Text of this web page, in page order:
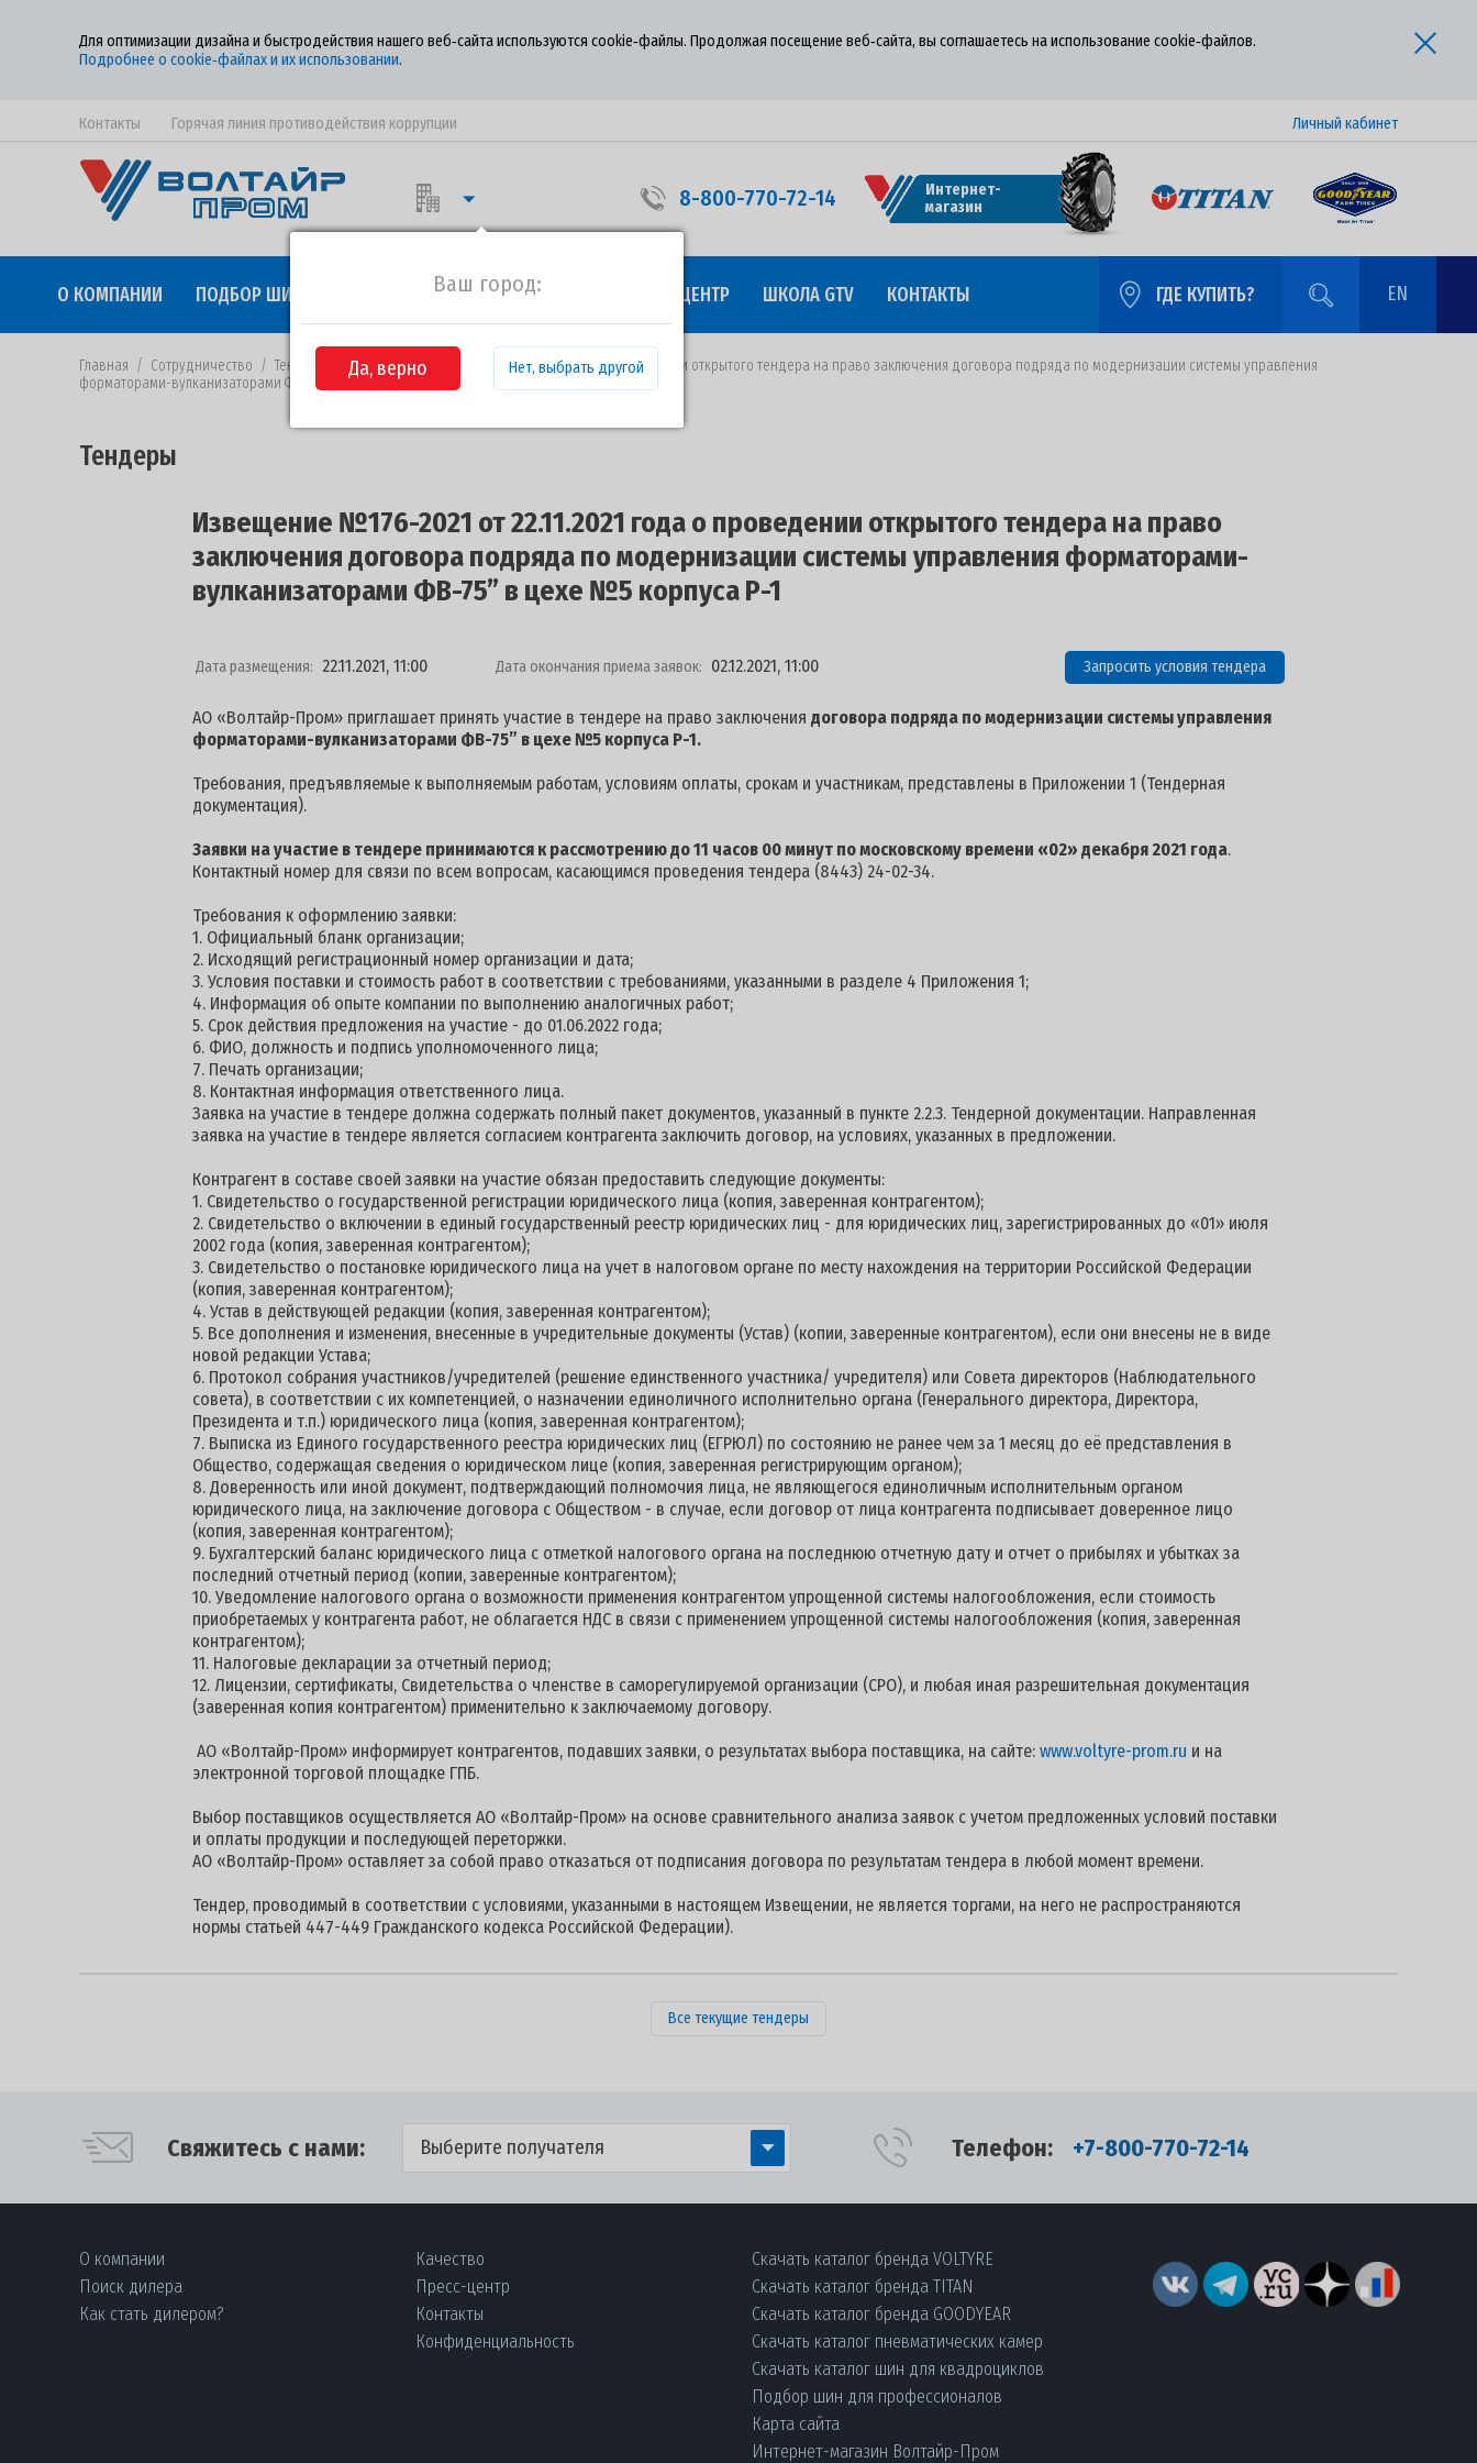
Для оптимизации дизайна и быстродействия нашего веб‑сайта используются cookie‑файлы. Продолжая посещение веб‑сайта, вы соглашаетесь на использование cookie‑файлов.
Подробнее о cookie‑файлах и их использовании.
Контакты Горячая линия противодействия коррупции Личный кабинет
Ваш город:
Да, верно Нет, выбрать другой
8-800-770-72-14
Интернет-
магазин
О КОМПАНИИ ПОДБОР ШИН СОТРУДНИЧЕСТВО ПРЕСС-ЦЕНТР ШКОЛА GTV КОНТАКТЫ ГДЕ КУПИТЬ? EN
Главная / Сотрудничество / Тендеры
Извещение №176-2021 от 22.11.2021 года о проведении открытого тендера на право заключения договора подряда по модернизации системы управления
форматорами-вулканизаторами ФВ-75” в цехе №5 корпуса Р-1
Тендеры
Извещение №176-2021 от 22.11.2021 года о проведении открытого тендера на право
заключения договора подряда по модернизации системы управления форматорами-
вулканизаторами ФВ-75” в цехе №5 корпуса Р-1
Дата размещения: 22.11.2021, 11:00 Дата окончания приема заявок: 02.12.2021, 11:00 Запросить условия тендера
АО «Волтайр-Пром» приглашает принять участие в тендере на право заключения договора подряда по модернизации системы управления
форматорами-вулканизаторами ФВ-75” в цехе №5 корпуса Р-1.
Требования, предъявляемые к выполняемым работам, условиям оплаты, срокам и участникам, представлены в Приложении 1 (Тендерная
документация).
Заявки на участие в тендере принимаются к рассмотрениюдо 11 часов 00 минут по московскому времени «02» декабря 2021 года.
Контактный номер для связи по всем вопросам, касающимся проведения тендера (8443) 24-02-34.
Требования к оформлению заявки:
1. Официальный бланк организации;
2. Исходящий регистрационный номер организации и дата;
3. Условия поставки и стоимость работ в соответствии с требованиями, указанными в разделе 4 Приложения 1;
4. Информация об опыте компании по выполнению аналогичных работ;
5. Срок действия предложения на участие - до 01.06.2022 года;
6. ФИО, должность и подпись уполномоченного лица;
7. Печать организации;
8. Контактная информация ответственного лица.
Заявка на участие в тендере должна содержать полный пакет документов, указанный в пункте 2.2.3. Тендерной документации. Направленная
заявка на участие в тендере является согласием контрагента заключить договор, на условиях, указанных в предложении.
Контрагент в составе своей заявки на участие обязан предоставить следующие документы:
1. Свидетельство о государственной регистрации юридического лица (копия, заверенная контрагентом);
2. Свидетельство о включении в единый государственный реестр юридических лиц - для юридических лиц, зарегистрированных до «01» июля
2002 года (копия, заверенная контрагентом);
3. Свидетельство о постановке юридического лица на учет в налоговом органе по месту нахождения на территории Российской Федерации
(копия, заверенная контрагентом);
4. Устав в действующей редакции (копия, заверенная контрагентом);
5. Все дополнения и изменения, внесенные в учредительные документы (Устав) (копии, заверенные контрагентом), если они внесены не в виде
новой редакции Устава;
6. Протокол собрания участников/учредителей (решение единственного участника/ учредителя) или Совета директоров (Наблюдательного
совета), в соответствии с их компетенцией, о назначении единоличного исполнительно органа (Генерального директора, Директора,
Президента и т.п.) юридического лица (копия, заверенная контрагентом);
7. Выписка из Единого государственного реестра юридических лиц (ЕГРЮЛ) по состоянию не ранее чем за 1 месяц до её представления в
Общество, содержащая сведения о юридическом лице (копия, заверенная регистрирующим органом);
8. Доверенность или иной документ, подтверждающий полномочия лица, не являющегося единоличным исполнительным органом
юридического лица, на заключение договора с Обществом - в случае, если договор от лица контрагента подписывает доверенное лицо
(копия, заверенная контрагентом);
9. Бухгалтерский баланс юридического лица с отметкой налогового органа на последнюю отчетную дату и отчет о прибылях и убытках за
последний отчетный период (копии, заверенные контрагентом);
10. Уведомление налогового органа о возможности применения контрагентом упрощенной системы налогообложения, если стоимость
приобретаемых у контрагента работ, не облагается НДС в связи с применением упрощенной системы налогообложения (копия, заверенная
контрагентом);
11. Налоговые декларации за отчетный период;
12. Лицензии, сертификаты, Свидетельства о членстве в саморегулируемой организации (СРО), и любая иная разрешительная документация
(заверенная копия контрагентом) применительно к заключаемому договору.
АО «Волтайр-Пром» информирует контрагентов, подавших заявки, о результатах выбора поставщика, на сайте: www.voltyre-prom.ru и на
электронной торговой площадке ГПБ.
Выбор поставщиков осуществляется АО «Волтайр-Пром» на основе сравнительного анализа заявок с учетом предложенных условий поставки
и оплаты продукции и последующей переторжки.
АО «Волтайр-Пром» оставляет за собой право отказаться от подписания договора по результатам тендера в любой момент времени.
Тендер, проводимый в соответствии с условиями, указанными в настоящем Извещении, не является торгами, на него не распространяются
нормы статьей 447-449 Гражданского кодекса Российской Федерации).
Все текущие тендеры
Свяжитесь с нами: Выберите получателя Телефон: +7-800-770-72-14
О компании
Поиск дилера
Как стать дилером?
Качество
Пресс-центр
Контакты
Конфиденциальность
Скачать каталог бренда VOLTYRE
Скачать каталог бренда TITAN
Скачать каталог бренда GOODYEAR
Скачать каталог пневматических камер
Скачать каталог шин для квадроциклов
Подбор шин для профессионалов
Карта сайта
Интернет-магазин Волтайр-Пром